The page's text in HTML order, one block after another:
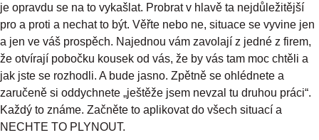
je opravdu se na to vykašlat. Probrat v hlavě ta nejdůležitější
pro a proti a nechat to být. Věřte nebo ne, situace se vyvine jen
a jen ve váš prospěch. Najednou vám zavolají z jedné z firem,
že otvírají pobočku kousek od vás, že by vás tam moc chtěli a
jak jste se rozhodli. A bude jasno. Zpětně se ohlédnete a
zaručeně si oddychnete „ještěže jsem nevzal tu druhou práci“.
Každý to známe. Začněte to aplikovat do všech situací a
NECHTE TO PLYNOUT.